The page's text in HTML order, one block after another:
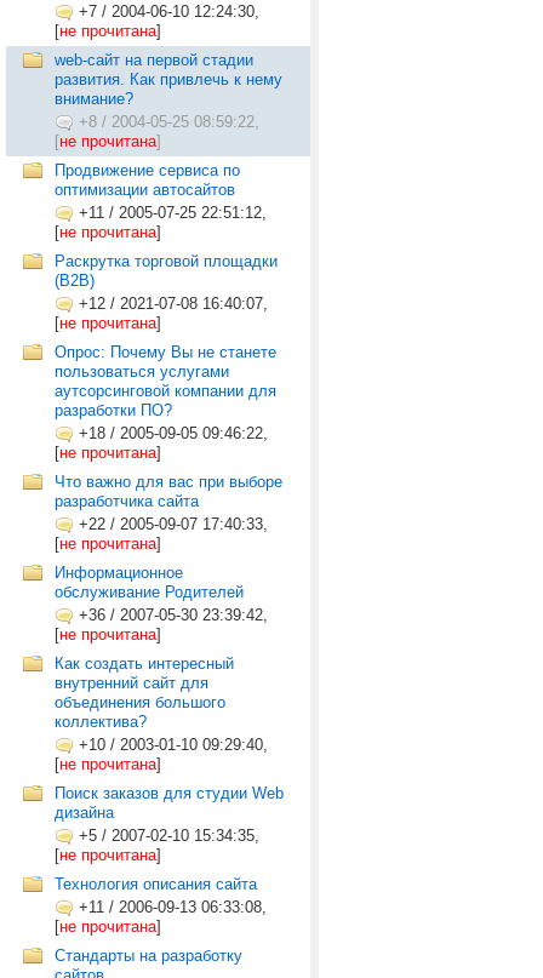
+7 / 2004-06-10 12:24:30,
[не прочитана]
web-сайт на первой стадии
развития. Как привлечь к нему
внимание?
+8 / 2004-05-25 08:59:22,
[не прочитана]
Продвижение сервиса по
оптимизации автосайтов
+11 / 2005-07-25 22:51:12,
[не прочитана]
Раскрутка торговой площадки
(В2В)
+12 / 2021-07-08 16:40:07,
[не прочитана]
Опрос: Почему Вы не станете
пользоваться услугами
аутсорсинговой компании для
разработки ПО?
+18 / 2005-09-05 09:46:22,
[не прочитана]
Что важно для вас при выборе
разработчика сайта
+22 / 2005-09-07 17:40:33,
[не прочитана]
Информационное
обслуживание Родителей
+36 / 2007-05-30 23:39:42,
[не прочитана]
Как создать интересный
внутренний сайт для
объединения большого
коллектива?
+10 / 2003-01-10 09:29:40,
[не прочитана]
Поиск заказов для студии Web
дизайна
+5 / 2007-02-10 15:34:35,
[не прочитана]
Технология описания сайта
+11 / 2006-09-13 06:33:08,
[не прочитана]
Стандарты на разработку